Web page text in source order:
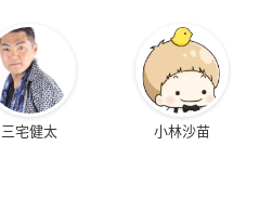
三宅健太 小林沙苗